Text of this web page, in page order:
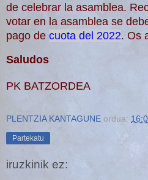
de celebrar la asamblea.
votar en la asamblea se
pago de cuota del 2022. Os
Saludos
PK BATZORDEA
PLENTZIA KANTAGUNE ordua:
Partekatu
iruzkinik ez: